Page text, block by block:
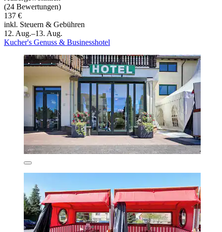
(24 Bewertungen)
137 €
inkl. Steuern & Gebühren
12. Aug.–13. Aug.
Kucher's Genuss & Businesshotel